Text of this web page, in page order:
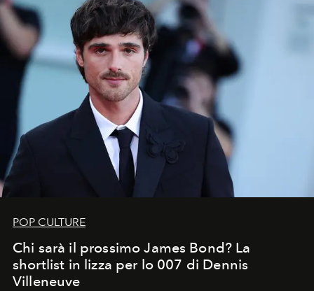
POP CULTURE
Chi sarà il prossimo James Bond? La
shortlist in lizza per lo 007 di Dennis
Villeneuve